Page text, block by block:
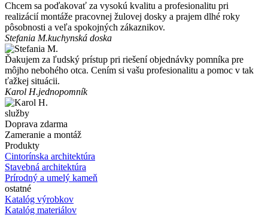
Chcem sa poďakovať za vysokú kvalitu a profesionalitu pri
realizácií montáže pracovnej žulovej dosky a prajem dlhé roky
pôsobnosti a veľa spokojných zákaznikov.
Stefania M.kuchynská doska
Ďakujem za ľudský prístup pri riešení objednávky pomníka pre
môjho nebohého otca. Cením si vašu profesionalitu a pomoc v tak
ťažkej situácii.
Karol H.jednopomník
služby
Doprava zdarma
Zameranie a montáž
Produkty
Cintorínska architektúra
Stavebná architektúra
Prírodný a umelý kameň
ostatné
Katalóg výrobkov
Katalóg materiálov